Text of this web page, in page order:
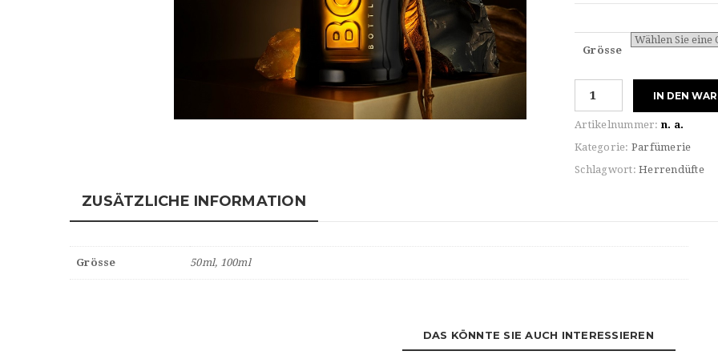
Grösse
BOTTLED
PARFUM
INTENSE
IN DEN
Artikelnummer: n. a.
Kategorie: Parfümerie
Schlagwort: Herrendüfte
ZUSÄTZLICHE INFORMATION
Grösse 50ml, 100ml
DAS KÖNNTE SIE AUCH INTERESSIEREN